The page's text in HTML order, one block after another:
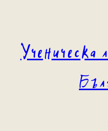
Ученическа